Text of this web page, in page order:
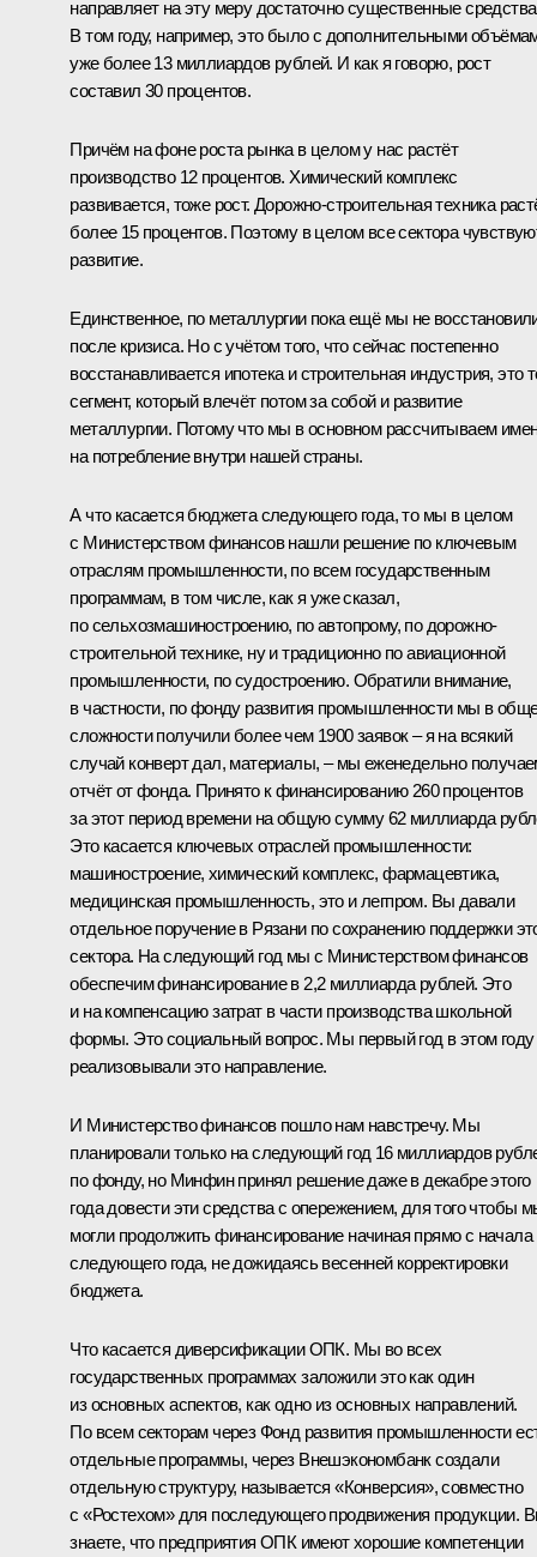
направляет на эту меру достаточно существенные
В том году, например, это было с дополнительными
уже более 13 миллиардов рублей. И как я говорю, рост
составил 30 процентов.
Причём на фоне роста рынка в целом у нас растёт
производство 12 процентов. Химический комплекс
развивается, тоже рост. Дорожно-строительная техника
более 15 процентов. Поэтому в целом все сектора
развитие.
Единственное, по металлургии пока ещё мы не
после кризиса. Но с учётом того, что сейчас постепенно
восстанавливается ипотека и строительная индустрия, это
сегмент, который влечёт потом за собой и развитие
металлургии. Потому что мы в основном рассчитываем
на потребление внутри нашей страны.
А что касается бюджета следующего года, то мы в целом
с Министерством финансов нашли решение по ключевым
отраслям промышленности, по всем государственным
программам, в том числе, как я уже сказал,
по сельхозмашиностроению, по автопрому, по дорожно-
строительной технике, ну и традиционно по авиационной
промышленности, по судостроению. Обратили внимание,
в частности, по фонду развития промышленности мы в
сложности получили более чем 1900 заявок – я на всякий
случай конверт дал, материалы, – мы еженедельно
отчёт от фонда. Принято к финансированию 260 процентов
за этот период времени на общую сумму 62 миллиарда
Это касается ключевых отраслей промышленности:
машиностроение, химический комплекс, фармацевтика,
медицинская промышленность, это и легпром. Вы давали
отдельное поручение в Рязани по сохранению поддержки
сектора. На следующий год мы с Министерством финансов
обеспечим финансирование в 2,2 миллиарда рублей. Это
и на компенсацию затрат в части производства школьной
формы. Это социальный вопрос. Мы первый год в этом году
реализовывали это направление.
И Министерство финансов пошло нам навстречу. Мы
планировали только на следующий год 16 миллиардов
по фонду, но Минфин принял решение даже в декабре этого
года довести эти средства с опережением, для того чтобы
могли продолжить финансирование начиная прямо с начала
следующего года, не дожидаясь весенней корректировки
бюджета.
Что касается диверсификации ОПК. Мы во всех
государственных программах заложили это как один
из основных аспектов, как одно из основных направлений.
По всем секторам через Фонд развития промышленности
отдельные программы, через Внешэкономбанк создали
отдельную структуру, называется «Конверсия», совместно
с «Ростехом» для последующего продвижения продукции.
знаете, что предприятия ОПК имеют хорошие компетенции